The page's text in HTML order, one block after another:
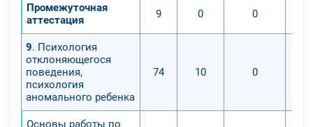
Промежуточная
аттестация
9 0 0
9. Психология
отклоняющегося
поведения,
психология
аномального ребенка
74 10 0
Основы работы по